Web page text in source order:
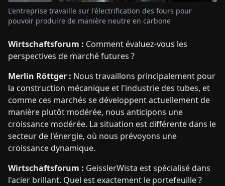
L'entreprise travaille sur l'électrification des fours pour
pouvoir produire de manière neutre en carbone
Wirtschaftsforum : Comment évaluez-vous les
perspectives de marché futures ?
Merlin Röttger : Nous travaillons principalement pour
la construction mécanique et l'industrie des tubes, et
comme ces marchés se développent actuellement de
manière plutôt modérée, nous anticipons une
croissance modérée. La situation est différente dans le
secteur de l'énergie, où nous prévoyons une
croissance dynamique.
Wirtschaftsforum : GeisslerWista est spécialisé dans
l'acier brillant. Quel est exactement le portefeuille ?